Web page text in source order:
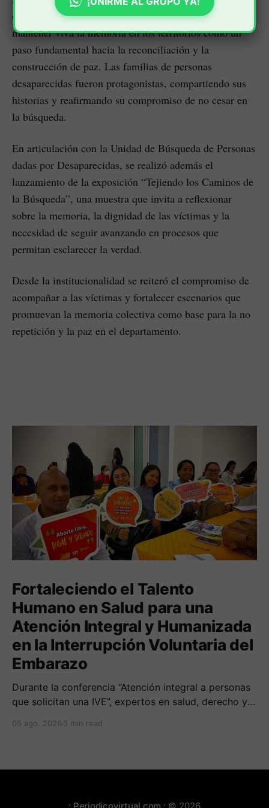
organizaciones y entidades, se resaltó la importancia de
mantener viva la memoria en los territorios como un
paso fundamental hacia la reconciliación y la
construcción de paz. Las familias de personas
desaparecidas fueron protagonistas, compartiendo sus
historias y reafirmando su compromiso de no cesar en
la búsqueda.
En articulación con la Unidad de Búsqueda de Personas
dadas por Desaparecidas, se realizó además el
lanzamiento de la exposición “Tejiendo los Caminos de
la Búsqueda”, una muestra que invita a reflexionar
sobre la memoria, la dignidad de las víctimas y la
necesidad de seguir avanzando en procesos que
permitan esclarecer la verdad.
Desde la institucionalidad se reiteró el compromiso de
acompañar a las víctimas y fortalecer escenarios que
promuevan la memoria colectiva como base para la no
repetición y la paz en el departamento.
Fortaleciendo el Talento
Humano en Salud para una
Atención Integral y Humanizada
en la Interrupción Voluntaria del
Embarazo
Durante la conferencia “Atención integral a personas
que solicitan una IVE”, expertos en salud, derecho y
sobre cómo abordar esta temática desde una
05 ago. 2026 3 min read